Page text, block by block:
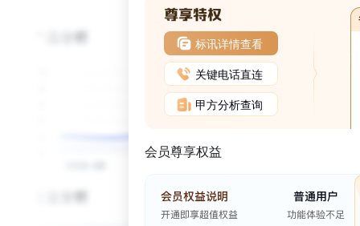
标讯详情查看
关键电话直连
甲方分析查询
会员尊享权益